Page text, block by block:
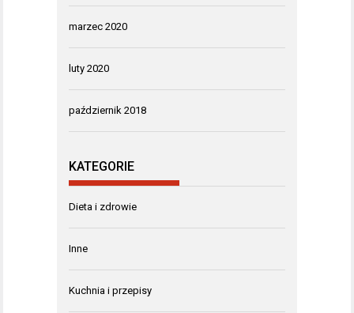
marzec 2020
luty 2020
październik 2018
KATEGORIE
Dieta i zdrowie
Inne
Kuchnia i przepisy